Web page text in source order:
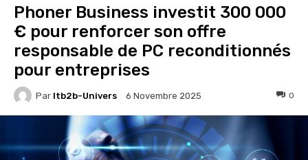
Phoner Business investit 300 000
€ pour renforcer son offre
responsable de PC reconditionnés
pour entreprises
Par Itb2b-Univers 6 Novembre 2025 0